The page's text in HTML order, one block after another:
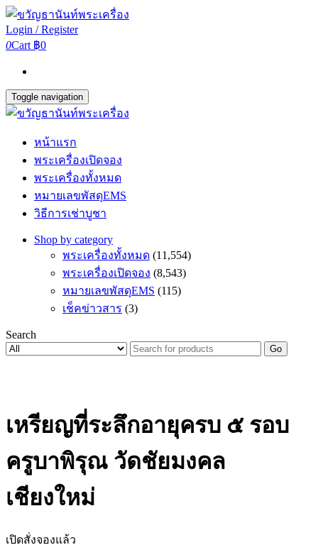
Login / Register
0Cart ฿0
Toggle navigation
หน้าแรก
พระเครื่องเปิดจอง
พระเครื่องทั้งหมด
หมายเลขพัสดุEMS
วิธีการเช่าบูชา
Shop by category
พระเครื่องทั้งหมด (11,554)
พระเครื่องเปิดจอง (8,543)
หมายเลขพัสดุEMS (115)
เช็คข่าวสาร (3)
Search
Go
เหรียญที่ระลึกอายุครบ ๕ รอบ
ครูบาพิรุณ วัดชัยมงคล
เชียงใหม่
เปิดสั่งจองแล้ว